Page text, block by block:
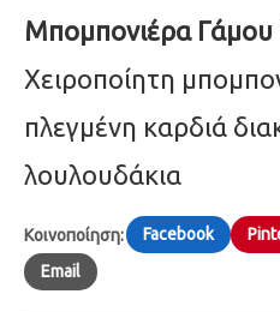
Μπομπονιέ­ρα Γάμου
Χειροποίητη
πλεγμένη καρδιά
λουλουδάκια
Κοινοποίηση: Facebook
Email